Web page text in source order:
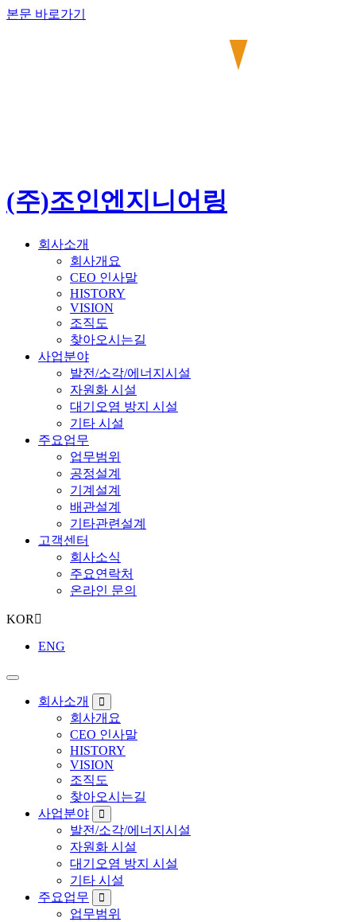
본문 바로가기
(주)조인엔지니어링
회사소개
회사개요
CEO 인사말
HISTORY
VISION
조직도
찾아오시는길
사업분야
발전/소각/에너지시설
자원화 시설
대기오염 방지 시설
기타 시설
주요업무
업무범위
공정설계
기계설계
배관설계
기타관련설계
고객센터
회사소식
주요연락처
온라인 문의
KOR
ENG
회사소개
회사개요
CEO 인사말
HISTORY
VISION
조직도
찾아오시는길
사업분야
발전/소각/에너지시설
자원화 시설
대기오염 방지 시설
기타 시설
주요업무
업무범위